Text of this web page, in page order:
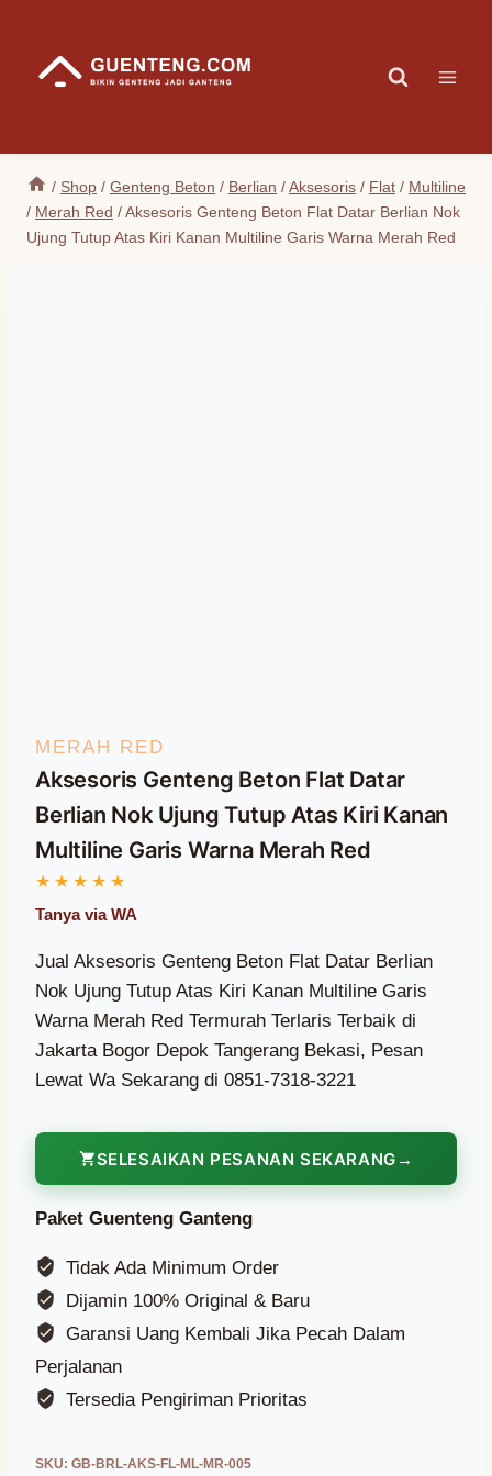
content
/ Shop / Genteng Beton / Berlian /Aksesoris / Flat / Multiline
/ Merah Red /Aksesoris Genteng Beton Flat Datar Berlian Nok
Ujung Tutup Atas Kiri Kanan Multiline Garis Warna Merah Red
MERAH RED
Aksesoris Genteng Beton Flat Datar
Berlian Nok Ujung Tutup Atas Kiri Kanan
Multiline Garis Warna Merah Red
Jual Aksesoris Genteng Beton Flat Datar Berlian
Nok Ujung Tutup Atas Kiri Kanan Multiline Garis
Warna Merah Red Termurah Terlaris Terbaik di
Jakarta Bogor Depok Tangerang Bekasi, Pesan
Lewat Wa Sekarang di 0851-7318-3221
SELESAIKAN PESANAN SEKARANG
Paket Guenteng Ganteng
Tidak Ada Minimum Order
Dijamin 100% Original & Baru
Garansi Uang Kembali Jika Pecah Dalam
Perjalanan
Tersedia Pengiriman Prioritas
SKU: GB-BRL-AKS-FL-ML-MR-005